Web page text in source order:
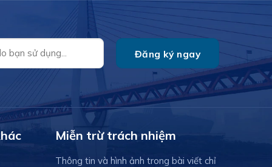
trọng quyết định trải nghiệm sống
Tại dự án The Legatus số 22 Liễu
Giai, chủ đầu tư Công […]
Miễn trừ trách nhiệm
Thông tin và hình ảnh trong bài viết chỉ